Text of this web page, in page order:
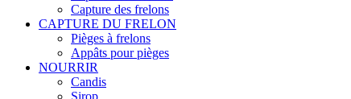
Capture des frelons
CAPTURE DU FRELON
Pièges à frelons
Appâts pour pièges
NOURRIR
Candis
Sirop